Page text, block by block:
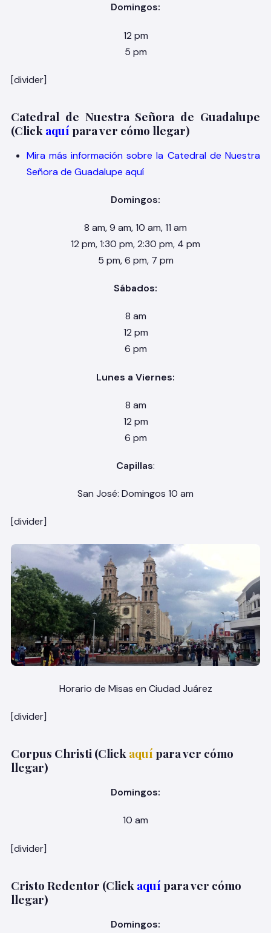
Domingos:
12 pm
5 pm
[divider]
Catedral de Nuestra Señora de Guadalupe
(Click aquí para ver cómo llegar)
Mira más información sobre la Catedral de Nuestra
Señora de Guadalupe aquí
Domingos:
8 am, 9 am, 10 am, 11 am
12 pm, 1:30 pm, 2:30 pm, 4 pm
5 pm, 6 pm, 7 pm
Sábados:
8 am
12 pm
6 pm
Lunes a Viernes:
8 am
12 pm
6 pm
Capillas:
San José: Domingos 10 am
[divider]
Horario de Misas en Ciudad Juárez
[divider]
Corpus Christi (Clickaquí para ver cómo
llegar)
Domingos:
10 am
[divider]
Cristo Redentor (Click aquí para ver cómo
llegar)
Domingos: